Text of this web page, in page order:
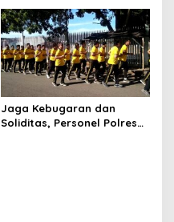
Edukasi Cegah Kecelakaan
Lalu Lintas
Jaga Kebugaran dan
Soliditas, Personel Polres